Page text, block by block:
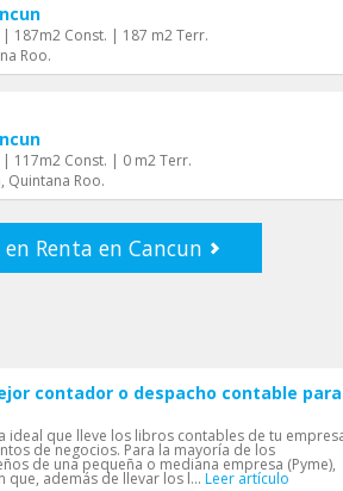
187m2 Const. | 187 m2 Terr.
Roo.
117m2 Const. | 0 m2 Terr.
Quintana Roo.
Renta en Cancun
contador o despacho contable para
ideal que lleve los libros contables de tu
de negocios. Para la mayoría de los
de una pequeña o mediana empresa (Pyme),
que, además de llevar los l... Leer artículo